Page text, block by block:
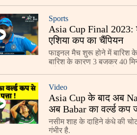
Sports
Asia Cup Final 2023:
एशिया कप का चैंपियन
फाइनल मैच शुरू होने में बारिश
बारिश के कारण 3 बजकर 40
Video
Asia Cup के बाद अब
अब Babar का वर्ल्ड कप
नसीम शाह के दाहिने कंधे की
गंभीर है.